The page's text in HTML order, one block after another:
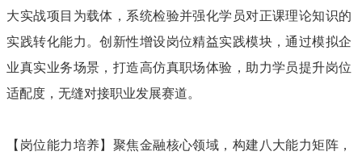
大实战项目为载体，系统检验并强化学员对正课理论知识的
实践转化能力。创新性增设岗位精益实践模块，通过模拟企
业真实业务场景，打造高仿真职场体验，助力学员提升岗位
适配度，无缝对接职业发展赛道。
【岗位能力培养】聚焦金融核心领域，构建八大能力矩阵，